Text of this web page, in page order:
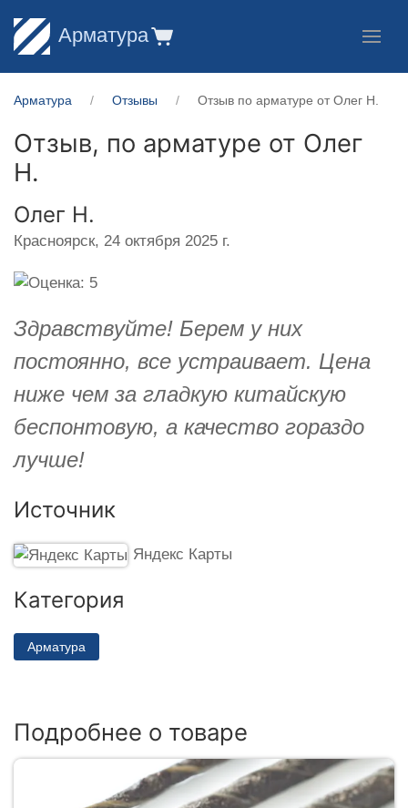
Арматура
Арматура Отзывы Отзыв по арматуре от Олег Н.
Отзыв, по арматуре от Олег
Н.
Олег Н.
Красноярск, 24 октября 2025 г.
Здравствуйте! Берем у них
постоянно, все устраивает. Цена
ниже чем за гладкую китайскую
беспонтовую, а качество гораздо
лучше!
Источник
Яндекс Карты
Категория
Арматура
Подробнее о товаре